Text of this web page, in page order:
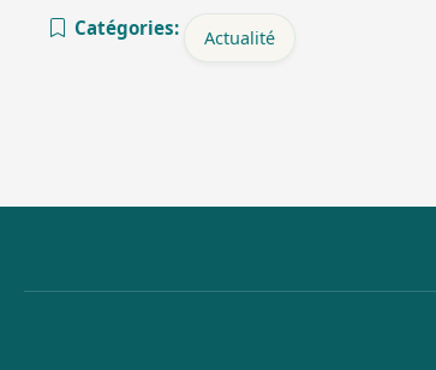
Catégories: Actualité